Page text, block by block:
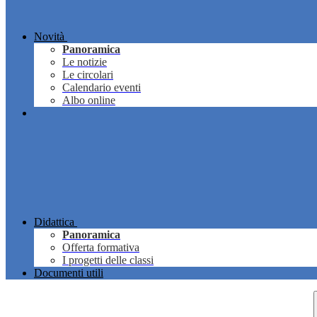
Novità
Panoramica
Le notizie
Le circolari
Calendario eventi
Albo online
Didattica
Panoramica
Offerta formativa
I progetti delle classi
Documenti utili